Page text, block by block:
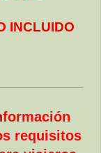
INCLUIDO
requisitos